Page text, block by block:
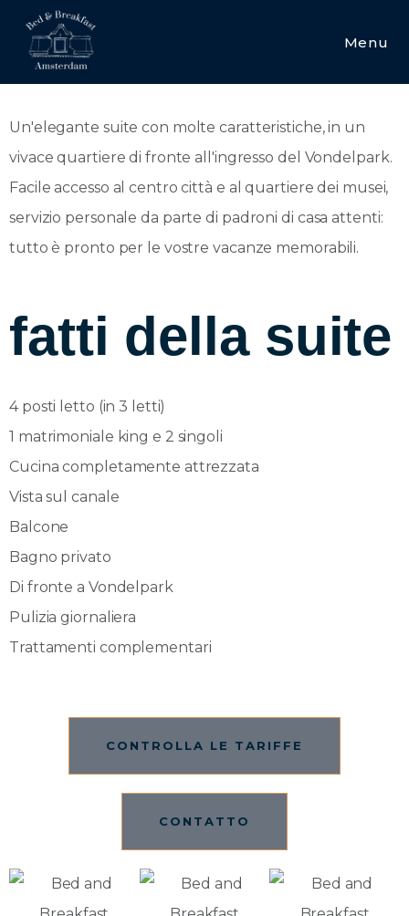
Menu
Un'elegante suite con molte caratteristiche, in un
vivace quartiere di fronte all'ingresso del Vondelpark.
Facile accesso al centro città e al quartiere dei musei,
servizio personale da parte di padroni di casa attenti:
tutto è pronto per le vostre vacanze memorabili.
fatti della suite
4 posti letto (in 3 letti)
1 matrimoniale king e 2 singoli
Cucina completamente attrezzata
Vista sul canale
Balcone
Bagno privato
Di fronte a Vondelpark
Pulizia giornaliera
Trattamenti complementari
CONTROLLA LE TARIFFE
CONTATTO
Prenota direttamente: Miglior tariffa garantita –
Bottiglia di prosecco ghiacciata in omaggio – Cestino
di benvenuto con tante bontà per la colazione il
Se siamo al completo, nessun problema — possiamo
dintorni.
Lascia i tuoi dati qui a destra e ti contatteremo presto!